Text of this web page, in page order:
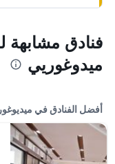
فنادق مشابهة
ميدوغوريي
أفضل الفنادق في